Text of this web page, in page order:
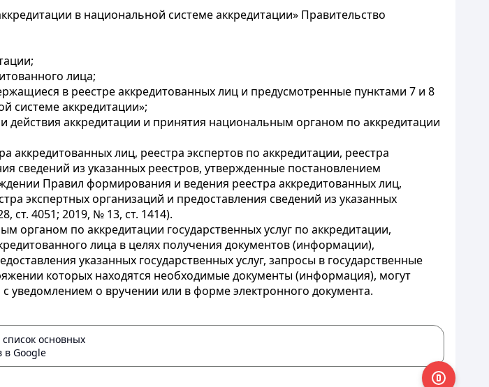
в национальной системе аккредитации» Правительство
лица;
в реестре аккредитованных лиц и предусмотренные пунктами 7 и 8
системе аккредитации»;
действия аккредитации и принятия национальным органом по аккредитации
аккредитованных лиц, реестра экспертов по аккредитации, реестра
сведений из указанных реестров, утвержденные постановлением
Правил формирования и ведения реестра аккредитованных лиц,
экспертных организаций и предоставления сведений из указанных
ст. 4051; 2019, № 13, ст. 1414).
органом по аккредитации государственных услуг по аккредитации,
лица в целях получения документов (информации),
указанных государственных услуг, запросы в государственные
которых находятся необходимые документы (информация), могут
о вручении или в форме электронного документа.
основных
в Google